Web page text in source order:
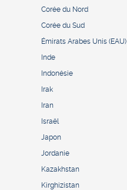
Corée du Nord
Corée du Sud
Émirats Arabes Unis (EAU)
Inde
Indonésie
Irak
Iran
Israël
Japon
Jordanie
Kazakhstan
Kirghizistan